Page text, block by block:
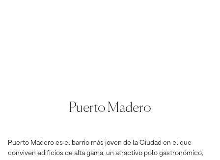
Puerto Madero
Puerto Madero es el barrio más joven de la Ciudad en el que
conviven edificios de alta gama, un atractivo polo gastronómico,